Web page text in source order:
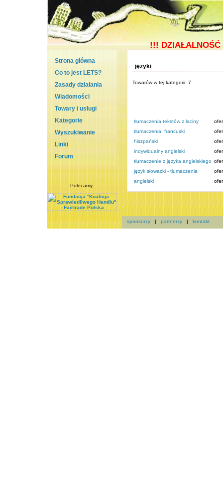
!!!DZIAŁALNOŚĆ
Strona główna
Co to jest LETS?
Zasady działania
Wiadomości
Towary i usługi
Kategorie
Wyszukiwanie
Linki
Forum
Polecamy:
języki
Towarów w tej kategorii: 7
tłumaczenia tekstów z łaciny
tłumaczenia: francuski
hiszpański
indywidualny angielski
tłumaczenie z języka angielskiego
język słowacki - tłumaczenia
angielski
sponsorzy | partnerzy | kontakt